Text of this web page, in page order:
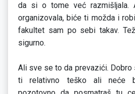
da si o tome već razmišljala.
organizovala, biće ti možda i
fakultet sam po sebi takav.
sigurno.
Ali sve se to da prevazići. Dobro
ti relativno teško ali neće